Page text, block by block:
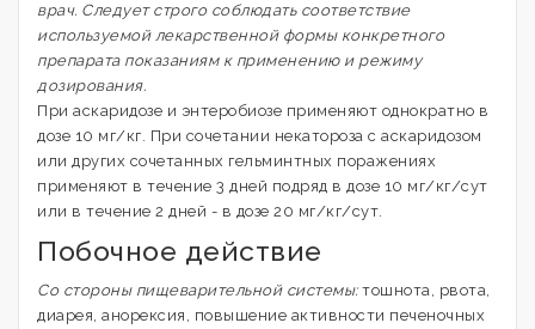
врач. Следует строго соблюдать соответствие
используемой лекарственной формы конкретного
препарата показаниям к применению и режиму
дозирования.
При аскаридозе и энтеробиозе применяют однократно в
дозе 10 мг/кг. При сочетании некатороза с аскаридозом
или других сочетанных гельминтных поражениях
применяют в течение 3 дней подряд в дозе 10 мг/кг/сут
или в течение 2 дней - в дозе 20 мг/кг/сут.
Побочное действие
Со стороны пищеварительной системы:тошнота, рвота,
диарея, анорексия, повышение активности печеночных